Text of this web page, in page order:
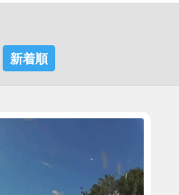
新着順